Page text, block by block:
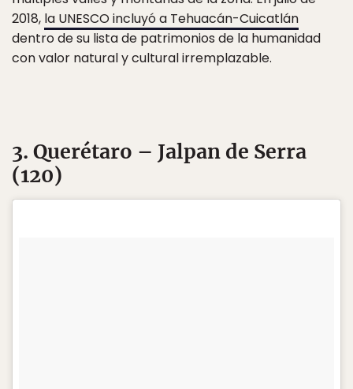
2018, la UNESCO incluyó a Tehuacán-Cuicatlán
dentro de su lista de patrimonios de la humanidad
con valor natural y cultural irremplazable.
3. Querétaro – Jalpan de Serra
(120)